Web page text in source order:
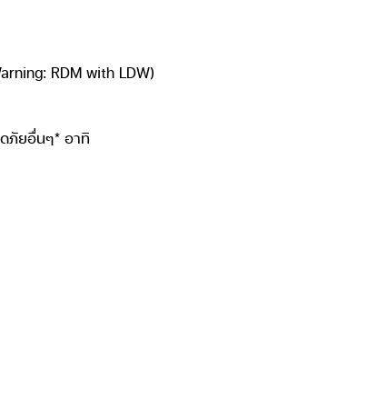
RDM with LDW)
ภัยอื่นๆ* อาทิ